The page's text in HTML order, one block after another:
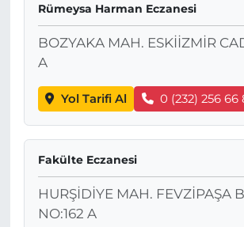
Rümeysa Harman Eczanesi
BOZYAKA MAH. ESKİİZMİR
A
Yol Tarifi Al 0 (232) 256 66
Fakülte Eczanesi
HURŞİDİYE MAH. FEVZİPAŞA
NO:162 A